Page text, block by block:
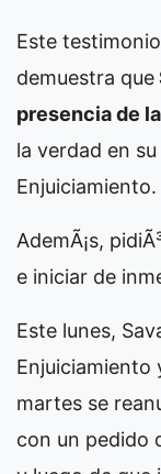
Este
demuestra que
presencia de
la verdad en
Enjuiciamiento.
AdemÃ¡s,
e iniciar de
Este lunes,
Enjuiciamiento
martes se
con un pedido